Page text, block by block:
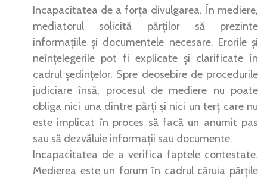
Incapacitatea de a forța divulgarea. În mediere,
mediatorul solicită părților să prezinte
informațiile și documentele necesare. Erorile și
neînțelegerile pot fi explicate și clarificate în
cadrul ședințelor. Spre deosebire de procedurile
judiciare însă, procesul de mediere nu poate
obliga nici una dintre părți și nici un terț care nu
este implicat în proces să facă un anumit pas
sau să dezvăluie informații sau documente.
Incapacitatea de a verifica faptele contestate.
Medierea este un forum în cadrul căruia părțile